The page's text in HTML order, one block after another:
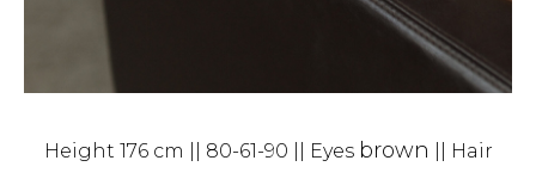
Height 176 cm || 80-61-90 || Eyes brown || Hair